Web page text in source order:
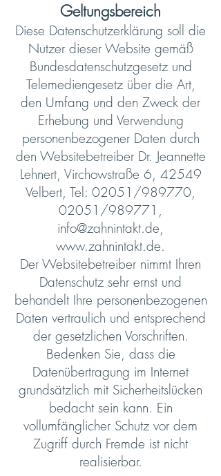
Geltungsbereich
Diese Datenschutzerklärung soll die
Nutzer dieser Website gemäß
Bundesdatenschutzgesetz und
Telemediengesetz über die Art,
den Umfang und den Zweck der
Erhebung und Verwendung
personenbezogener Daten durch
den Websitebetreiber Dr. Jeannette
Lehnert, Virchowstraße 6, 42549
Velbert, Tel: 02051/989770,
02051/989771,
info@zahnintakt.de,
www.zahnintakt.de.
Der Websitebetreiber nimmt Ihren
Datenschutz sehr ernst und
behandelt Ihre personenbezogenen
Daten vertraulich und entsprechend
der gesetzlichen Vorschriften.
Bedenken Sie, dass die
Datenübertragung im Internet
grundsätzlich mit Sicherheitslücken
bedacht sein kann. Ein
vollumfänglicher Schutz vor dem
Zugriff durch Fremde ist nicht
realisierbar.